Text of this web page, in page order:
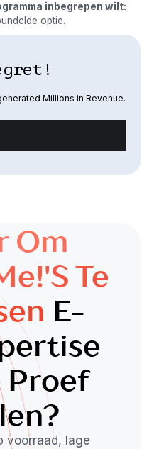
inbegrepen wilt:
optie.
Millions in Revenue.
Om
Te
E-
Proef
voorraad, lage